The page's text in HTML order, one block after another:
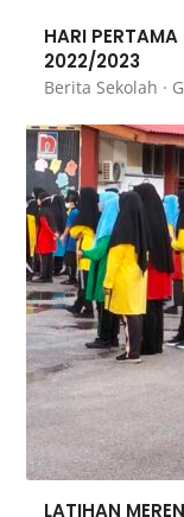
HARI PERTAMA
2022/2023
Berita Sekolah ·
LATIHAN